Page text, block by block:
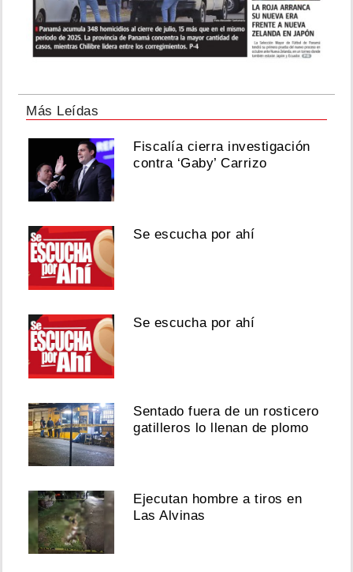
Más Leídas
Fiscalía cierra investigación
contra ‘Gaby’ Carrizo
Se escucha por ahí
Se escucha por ahí
Sentado fuera de un rosticero
gatilleros lo llenan de plomo
Ejecutan hombre a tiros en
Las Alvinas